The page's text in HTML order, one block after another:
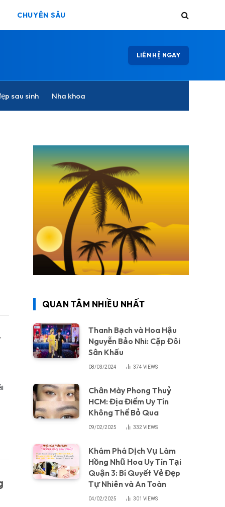
CHUYÊN SÂU
LIÊN HỆ NGAY
sau sinh Nha khoa
QUAN TÂM NHIỀU NHẤT
Thanh Bạch và Hoa Hậu
Nguyễn Bảo Nhi: Cặp Đôi
Sân Khấu
08/03/2024 374 VIEWS
Chân Mày Phong Thuỷ
HCM: Địa Điểm Uy Tín
Không Thể Bỏ Qua
09/02/2025 332VIEWS
Khám Phá Dịch Vụ Làm
Hồng Nhũ Hoa Uy Tín Tại
Quận 3: Bí Quyết Vẻ Đẹp
Tự Nhiên và An Toàn
04/02/2025 301 VIEWS